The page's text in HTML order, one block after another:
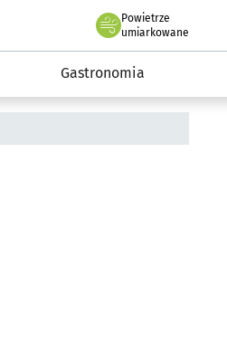
Powietrze
we Wrocławiu
umiarkowane
Gastronomia